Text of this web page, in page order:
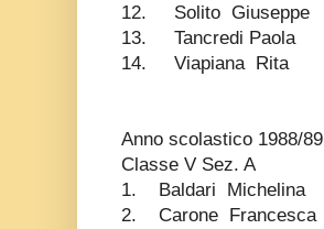
12. Solito Giuseppe
13. Tancredi Paola
14. Viapiana Rita
Anno scolastico 1988/89
Classe V Sez. A
1. Baldari Michelina
2. Carone Francesca